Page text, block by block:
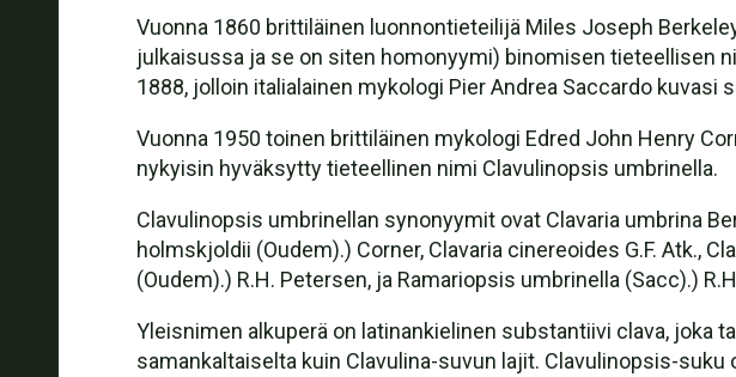
Vuonna 1860 brittiläinen luonnontieteilijä Miles Joseph
julkaisussa ja se on siten homonyymi) binomisen tieteellisen
1888, jolloin italialainen mykologi Pier Andrea Saccardo kuvasi
Vuonna 1950 toinen brittiläinen mykologi Edred John Henry
nykyisin hyväksytty tieteellinen nimi Clavulinopsis umbrinella.
Clavulinopsis umbrinellan synonyymit ovat Clavaria umbrina
holmskjoldii (Oudem).) Corner, Clavaria cinereoides G.F. Atk.,
(Oudem).) R.H. Petersen, ja Ramariopsis umbrinella (Sacc).)
Yleisnimen alkuperä on latinankielinen substantiivi clava, joka
samankaltaiselta kuin Clavulina-suvun lajit. Clavulinopsis-